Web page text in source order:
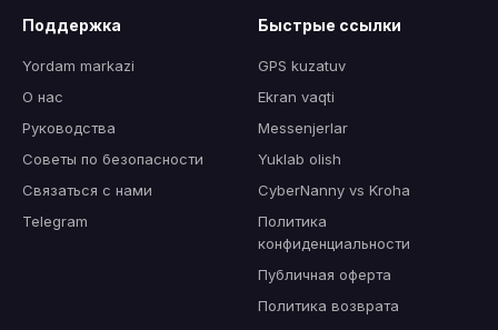
Поддержка
Yordam markazi
О нас
Руководства
Советы по безопасности
Связаться с нами
Telegram
Быстрые ссылки
GPS kuzatuv
Ekran vaqti
Messenjerlar
Yuklab olish
CyberNanny vs Kroha
Политика
конфиденциальности
Публичная оферта
Политика возврата